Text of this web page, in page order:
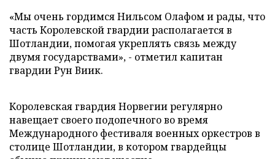
«Мы очень гордимся Нильсом Олафом и рады, что
часть Королевской гвардии располагается в
Шотландии, помогая укреплять связь между
двумя государствами», - отметил капитан
гвардии Рун Виик.
Королевская гвардия Норвегии регулярно
навещает своего подопечного во время
Международного фестиваля военных оркестров в
столице Шотландии, в котором гвардейцы